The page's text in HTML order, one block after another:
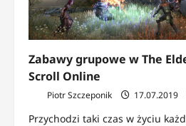
Zabawy grupowe w The
Scroll Online
Piotr Szczeponik 17.07.2019
Przychodzi taki czas w życiu